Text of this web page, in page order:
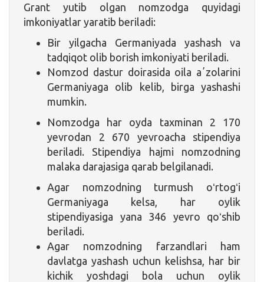
Grant yutib olgan nomzodga quyidagi
imkoniyatlar yaratib beriladi:
Bir yilgacha Germaniyada yashash va
tadqiqot olib borish imkoniyati beriladi.
Nomzod dastur doirasida oila aʼzolarini
Germaniyaga olib kelib, birga yashashi
mumkin.
Nomzodga har oyda taxminan 2 170
yevrodan 2 670 yevroacha stipendiya
beriladi. Stipendiya hajmi nomzodning
malaka darajasiga qarab belgilanadi.
Agar nomzodning turmush oʻrtogʻi
Germaniyaga kelsa, har oylik
stipendiyasiga yana 346 yevro qoʻshib
beriladi.
Agar nomzodning farzandlari ham
davlatga yashash uchun kelishsa, har bir
kichik yoshdagi bola uchun oylik